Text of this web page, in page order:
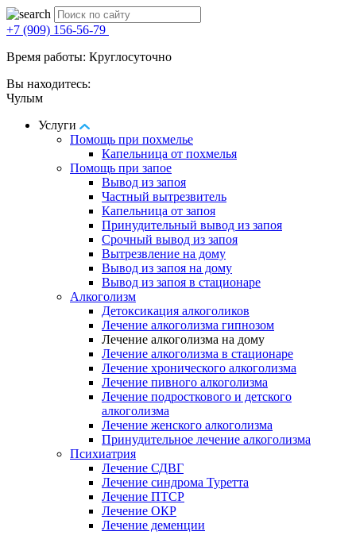
+7 (909) 156-56-79
Время работы: Круглосуточно
Вы находитесь:
Чулым
Услуги
Помощь при похмелье
Капельница от похмелья
Помощь при запое
Вывод из запоя
Частный вытрезвитель
Капельница от запоя
Принудительный вывод из запоя
Срочный вывод из запоя
Вытрезвление на дому
Вывод из запоя на дому
Вывод из запоя в стационаре
Алкоголизм
Детоксикация алкоголиков
Лечение алкоголизма гипнозом
Лечение алкоголизма на дому
Лечение алкоголизма в стационаре
Лечение хронического алкоголизма
Лечение пивного алкоголизма
Лечение подросткового и детского
алкоголизма
Лечение женского алкоголизма
Принудительное лечение алкоголизма
Психиатрия
Лечение СДВГ
Лечение синдрома Туретта
Лечение ПТСР
Лечение ОКР
Лечение деменции